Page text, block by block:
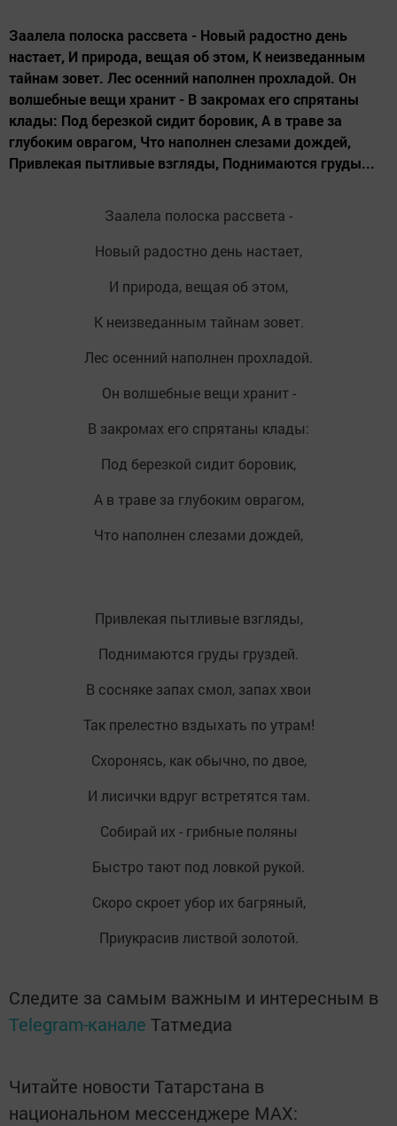
Заалела полоска рассвета - Новый радостно день
настает, И природа, вещая об этом, К неизведанным
тайнам зовет. Лес осенний наполнен прохладой. Он
волшебные вещи хранит - В закромах его спрятаны
клады: Под березкой сидит боровик, А в траве за
глубоким оврагом, Что наполнен слезами дождей,
Привлекая пытливые взгляды, Поднимаются груды...
Заалела полоска рассвета -
Новый радостно день настает,
И природа, вещая об этом,
К неизведанным тайнам зовет.
Лес осенний наполнен прохладой.
Он волшебные вещи хранит -
В закромах его спрятаны клады:
Под березкой сидит боровик,
А в траве за глубоким оврагом,
Что наполнен слезами дождей,
Привлекая пытливые взгляды,
Поднимаются груды груздей.
В сосняке запах смол, запах хвои
Так прелестно вздыхать по утрам!
Схоронясь, как обычно, по двое,
И лисички вдруг встретятся там.
Собирай их - грибные поляны
Быстро тают под ловкой рукой.
Скоро скроет убор их багряный,
Приукрасив листвой золотой.
Следите за самым важным и интересным в
Telegram-канале Татмедиа
Читайте новости Татарстана в
национальном мессенджере MАХ: